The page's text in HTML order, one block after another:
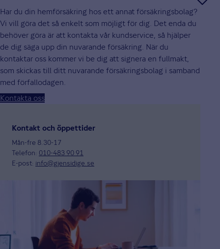
Har du din hemförsäkring hos ett annat försäkringsbolag?
Vi vill göra det så enkelt som möjligt för dig. Det enda du
behöver göra är att kontakta vår kundservice, så hjälper
de dig säga upp din nuvarande försäkring. När du
kontaktar oss kommer vi be dig att signera en fullmakt,
som skickas till ditt nuvarande försäkringsbolag i samband
med förfallodagen.
Kontakta oss
Kontakt och öppettider
Mån-fre 8.30-17
Telefon: 010-483 90 91
E-post: info@gjensidige.se